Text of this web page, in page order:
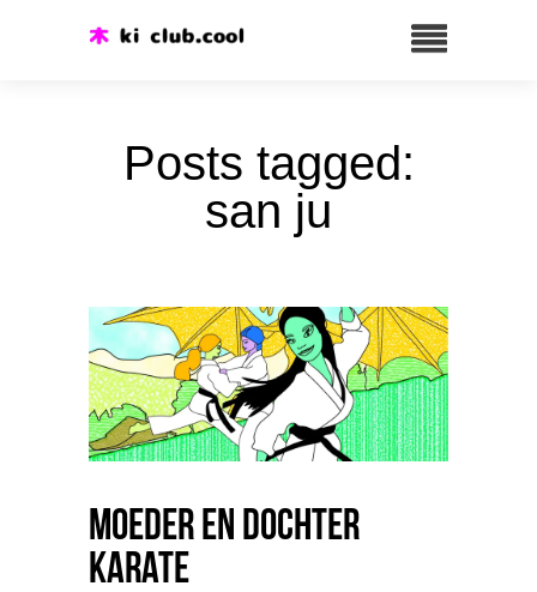
Posts tagged:
san ju
Moeder en Dochter
Karate